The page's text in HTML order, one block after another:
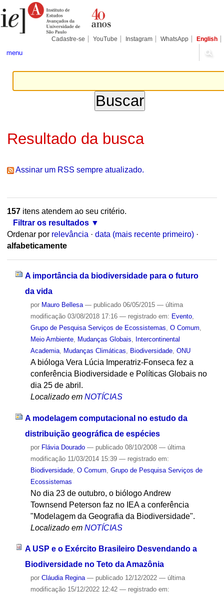
para
conteúdo.
Pessoais
Cadastre-se YouTube Instagram WhatsApp English
menu
Resultado da busca
Assinar um RSS sempre atualizado.
157itens atendem ao seu critério.
Filtrar os resultados
Ordenar por relevância · data (mais recente primeiro) ·
alfabeticamente
A importância da biodiversidade para o futuro
da vida
por Mauro Bellesa — publicado06/05/2015 — última
modificação03/08/2018 17:16 — registrado em: Evento,
Grupo de Pesquisa Serviços de Ecossistemas O Comum
Meio Ambiente, Mudanças Globais
Intercontinental
Academia, Mudanças Climáticas Biodiversidade, ONU
A bióloga Vera Lúcia Imperatriz-Fonseca fez a
conferência Biodiversidade e Políticas Globais no
dia 25 de abril.
Localizado em NOTÍCIAS
A modelagem computacional no estudo da
distribuição geográfica de espécies
por Flávia Dourado — publicado08/10/2008 — última
modificação11/03/2014 15:39 — registrado em:
Biodiversidade, O Comum Grupo de Pesquisa Serviços de
Ecossistemas
No dia 23 de outubro, o biólogo Andrew
Townsend Peterson faz no IEA a conferência
"Modelagem da Geografia da Biodiversidade".
Localizado em NOTÍCIAS
A USP e o Exército Brasileiro Desvendando a
Biodiversidade no Teto da Amazônia
por Cláudia Regina — publicado12/12/2022 — última
modificação15/12/2022 12:42 — registrado em: